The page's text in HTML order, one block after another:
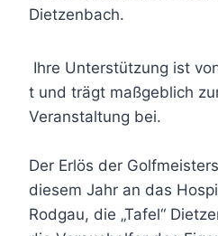
Dietzenbach.
Ihre Unterstützung ist
t und trägt maßgeblich
Veranstaltung bei.
Der Erlös der
diesem Jahr an das
Rodgau, die „Tafel“